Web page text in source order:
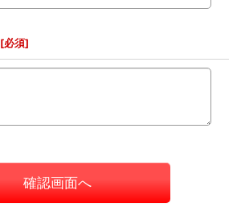
[必須]
確認画面へ